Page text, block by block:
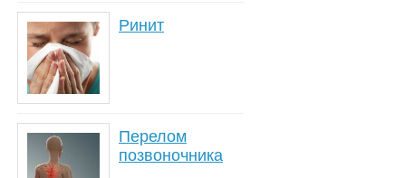
Ринит
Перелом
позвоночника